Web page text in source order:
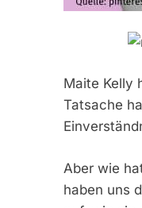
Maite Kelly
Tatsache
Aber wie
haben uns